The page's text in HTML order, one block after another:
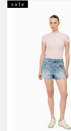
s a l e